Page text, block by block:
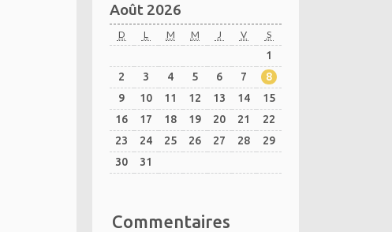
Août 2026
D L M M J V S
1
2
3 4 5 6 7
8
9
10 11 12 13 14
15
16
17 18 19 20 21
22
23
24 25 26 27 28
29
30
31
Commentaires